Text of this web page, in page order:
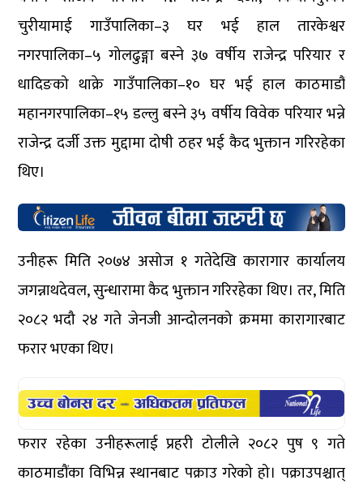
चुरीयामाई गाउँपालिका–३ घर भई हाल तारकेश्वर
नगरपालिका–५ गोलढुङ्गा बस्ने ३७ वर्षीय राजेन्द्र परियार र
धादिङको थाक्रे गाउँपालिका–१० घर भई हाल काठमाडौं
महानगरपालिका–१५ डल्लु बस्ने ३५ वर्षीय विवेक परियार भन्ने
राजेन्द्र दर्जी उक्त मुद्दामा दोषी ठहर भई कैद भुक्तान गरिरहेका
थिए।
उनीहरू मिति २०७४ असोज १ गतेदेखि कारागार कार्यालय
जगन्नाथदेवल, सुन्धारामा कैद भुक्तान गरिरहेका थिए। तर, मिति
२०८२ भदौ २४ गते जेनजी आन्दोलनको क्रममा कारागारबाट
फरार भएका थिए।
फरार रहेका उनीहरूलाई प्रहरी टोलीले २०८२ पुष ९ गते
काठमाडौंका विभिन्न स्थानबाट पक्राउ गरेको हो। पक्राउपश्चात्